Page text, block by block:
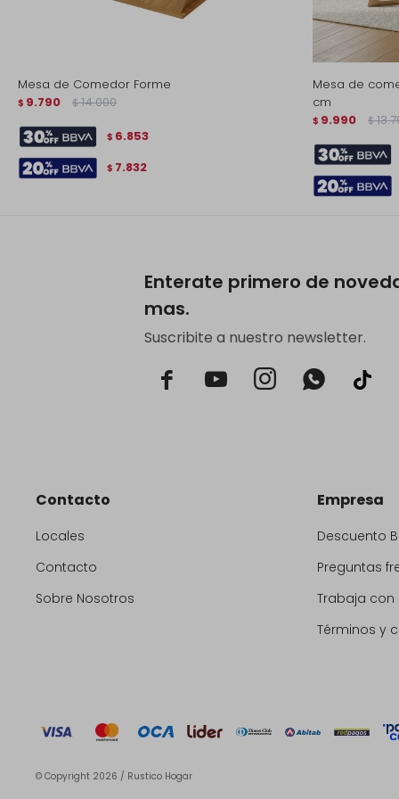
Mesa de Comedor Forme
$ 9.790 $ 14.000
$ 6.853
$ 7.832
Mesa de
cm
$ 9.990 $
Enterate primero de
mas.
Suscribite a nuestro newsletter.
  
Contacto
Locales
Contacto
Sobre Nosotros
Empresa
Descuento
Preguntas
Trabaja
Términos y
© Copyright 2026 / Rustico Hogar